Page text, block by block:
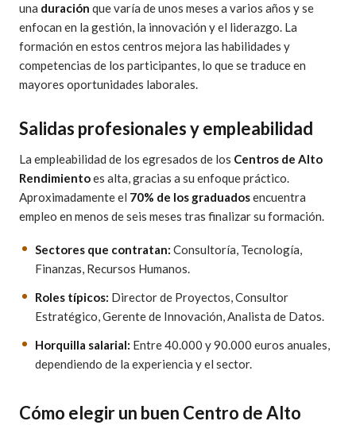
una duración que varía de unos meses a varios años y se
enfocan en la gestión, la innovación y el liderazgo. La
formación en estos centros mejora las habilidades y
competencias de los participantes, lo que se traduce en
mayores oportunidades laborales.
Salidas profesionales y empleabilidad
La empleabilidad de los egresados de los Centros de Alto
Rendimientoes alta, gracias a su enfoque práctico.
Aproximadamente el 70% de los graduadosencuentra
empleo en menos de seis meses tras finalizar su formación.
Sectores que contratan: Consultoría, Tecnología,
Finanzas, Recursos Humanos.
Roles típicos: Director de Proyectos, Consultor
Estratégico, Gerente de Innovación, Analista de Datos.
Horquilla salarial: Entre 40.000 y 90.000 euros anuales,
dependiendo de la experiencia y el sector.
Cómo elegir un buen Centro de Alto